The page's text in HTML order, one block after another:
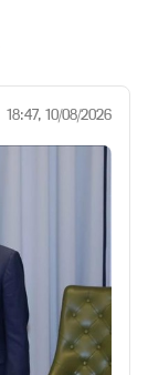
18:47, 10/08/2026